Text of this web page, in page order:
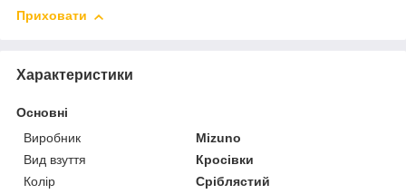
Приховати
Характеристики
Основні
Виробник
Mizuno
Вид взуття
Кросівки
Колір
Сріблястий